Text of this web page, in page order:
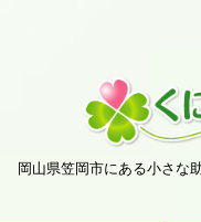
岡山県笠岡市にある小さな